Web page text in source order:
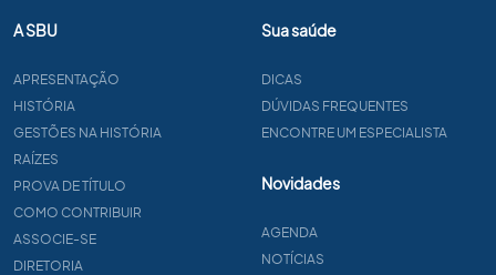
A SBU
APRESENTAÇÃO
HISTÓRIA
GESTÕES NA HISTÓRIA
RAÍZES
PROVA DE TÍTULO
COMO CONTRIBUIR
ASSOCIE-SE
DIRETORIA
Sua saúde
DICAS
DÚVIDAS FREQUENTES
ENCONTRE UM ESPECIALISTA
Novidades
AGENDA
NOTÍCIAS